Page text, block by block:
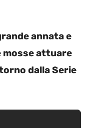
annata e
mosse attuare
dalla Serie